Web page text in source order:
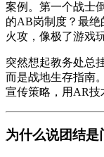
案例。第一个战士
的AB岗制度？最绝
火攻，像极了游戏
突然想起教务处总
而是战地生存指南
宣传策略，用AR技
为什么说团结是